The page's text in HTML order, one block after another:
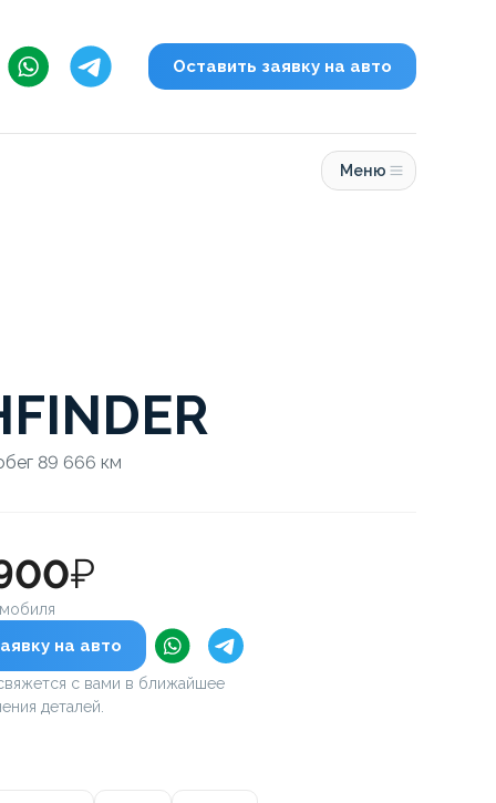
Оставить заявку на авто
Меню
89 666 км
₽
на авто
с вами в ближайшее
деталей.